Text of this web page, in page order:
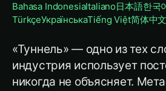
Bahasa IndonesiaItaliano日本語한국
TürkçeУкраїнськаTiếng Việt简体中
«Туннель» — одно из тех
индустрия использует
никогда не объясняет.